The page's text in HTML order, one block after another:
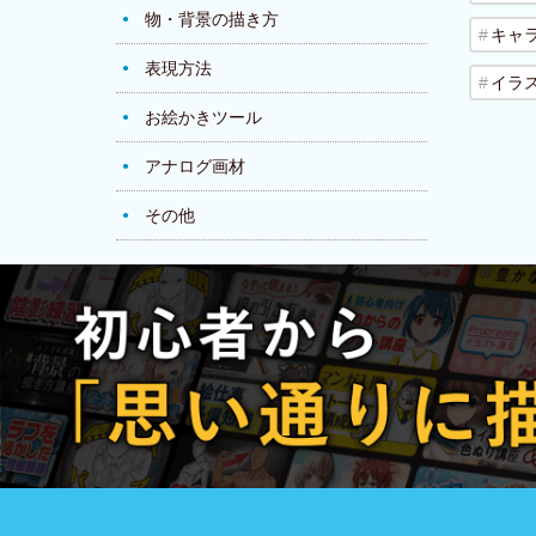
物・背景の描き方
表現方法
お絵かきツール
アナログ画材
その他
キャ
イラ